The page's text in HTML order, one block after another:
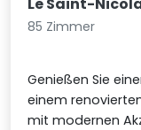
85 Zimmer
Genießen Sie
einem
mit modernen